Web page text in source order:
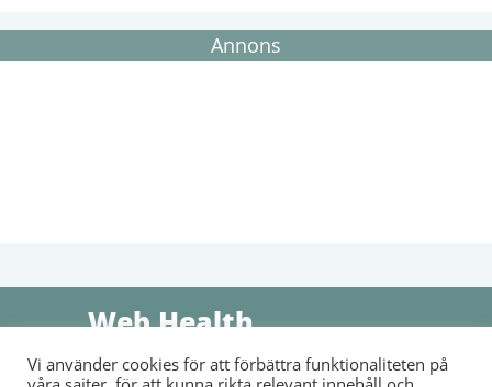
Annons
Web Health
Sammanställer information, nyheter och våra läsares egna
Vi använder cookies för att förbättra funktionaliteten på